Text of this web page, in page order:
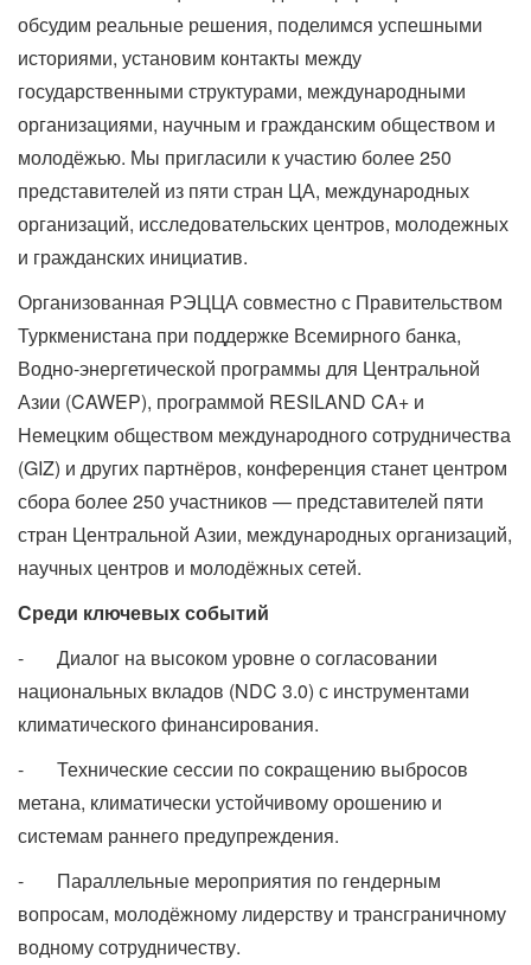
обсудим реальные решения, поделимся успешными
историями, установим контакты между
государственными структурами, международными
организациями, научным и гражданским обществом и
молодёжью. Мы пригласили к участию более 250
представителей из пяти стран ЦА, международных
организаций, исследовательских центров, молодежных
и гражданских инициатив.
Организованная РЭЦЦА совместно с Правительством
Туркменистана при поддержке Всемирного банка,
Водно-энергетической программы для Центральной
Азии (CAWEP), программой RESILAND CA+ и
Немецким обществом международного сотрудничества
(GIZ) и других партнёров, конференция станет центром
сбора более 250 участников — представителей пяти
стран Центральной Азии, международных организаций,
научных центров и молодёжных сетей.
Среди ключевых событий
- Диалог на высоком уровне о согласовании
национальных вкладов (NDC 3.0) с инструментами
климатического финансирования.
- Технические сессии по сокращению выбросов
метана, климатически устойчивому орошению и
системам раннего предупреждения.
- Параллельные мероприятия по гендерным
вопросам, молодёжному лидерству и трансграничному
водному сотрудничеству.